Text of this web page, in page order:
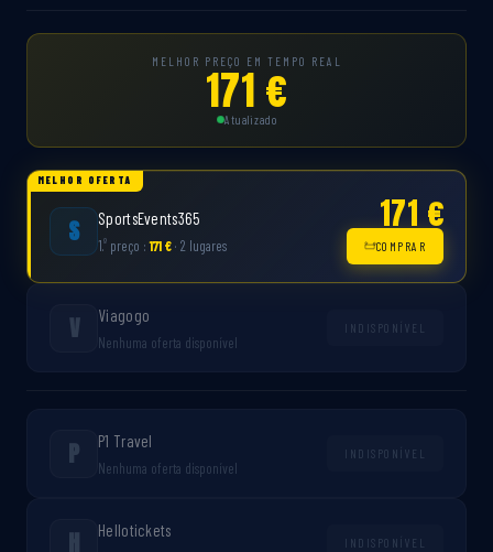
MELHOR PREÇO EM TEMPO REAL
171 €
Atualizado
MELHOR OFERTA
S SportsEvents365
1.º preço :171 €· 2 lugares
171 €
COMPRAR
V Viagogo
Nenhuma oferta disponível
INDISPONÍVEL
P P1 Travel
Nenhuma oferta disponível
INDISPONÍVEL
H Hellotickets
INDISPONÍVEL